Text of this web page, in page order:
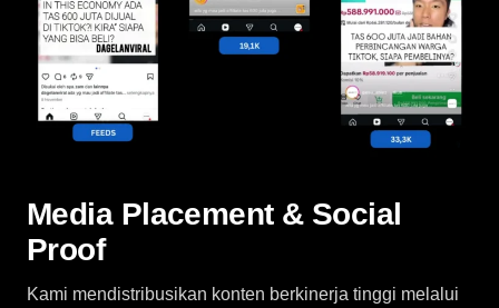
Media Placement & Social
Proof
Kami mendistribusikan konten berkinerja tinggi melalui